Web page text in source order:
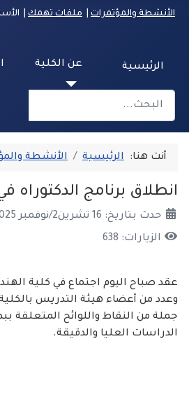
الأنشطة والمؤتمرات ملفات تهمك |
الرئيسية عن الكلية
أنت هنا: الرئيسية الأنشطة
انطلاق برنامج الدكتوراه
حدث بتاريخ: 16 تشرين2/نوفمبر 2025
الزيارات: 638
عقد صباح اليوم اجتماع في كلية
وعدد من أعضاء هيئة التدريس
جملة من النقاط واللوائح
الدراسات العليا والدقيقة.